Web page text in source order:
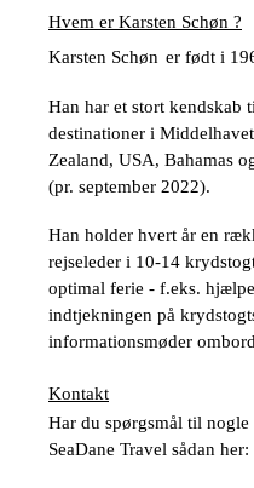
Hvem er Karsten Schøn ?
Karsten Schøn er født i
Han har et stort kendskab
destinationer i
Zealand, USA, Bahamas
(pr. september 2022).
Han holder hvert år en
rejseleder i 10-14
optimal ferie - f.eks.
indtjekningen på
informationsmøder
Kontakt
Har du spørgsmål til
SeaDane Travel sådan her: